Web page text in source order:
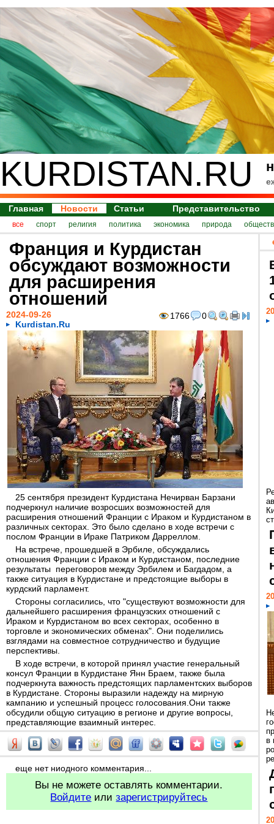
KURDISTAN.RU
Главная Новости Статьи Представительство
все спорт религия политика экономика природа
Франция и Курдистан
обсуждают возможности
для расширения
отношений
1766 0
2024-09-26
Kurdistan.Ru
25 сентября президент Курдистана Нечирван Барзани
подчеркнул наличие возросших возможностей для
расширения отношений Франции с Ираком и Курдистаном в
различных секторах. Это было сделано в ходе встречи с
послом Франции в Ираке Патриком Дарреллом.
На встрече, прошедшей в Эрбиле, обсуждались
отношения Франции с Ираком и Курдистаном, последние
результаты переговоров между Эрбилем и Багдадом, а
также ситуация в Курдистане и предстоящие выборы в
курдский парламент.
Стороны согласились, что "существуют возможности для
дальнейшего расширения французских отношений с
Ираком и Курдистаном во всех секторах, особенно в
торговле и экономических обменах". Они поделились
взглядами на совместное сотрудничество и будущие
перспективы.
В ходе встречи, в которой принял участие генеральный
консул Франции в Курдистане Янн Браем, также была
подчеркнута важность предстоящих парламентских выборов
в Курдистане. Стороны выразили надежду на мирную
кампанию и успешный процесс голосования.Они также
обсудили общую ситуацию в регионе и другие вопросы,
представляющие взаимный интерес.
еще нет ниодного комментария...
Вы не можете оставлять комментарии.
Войдите илизарегистрируйтесь
в